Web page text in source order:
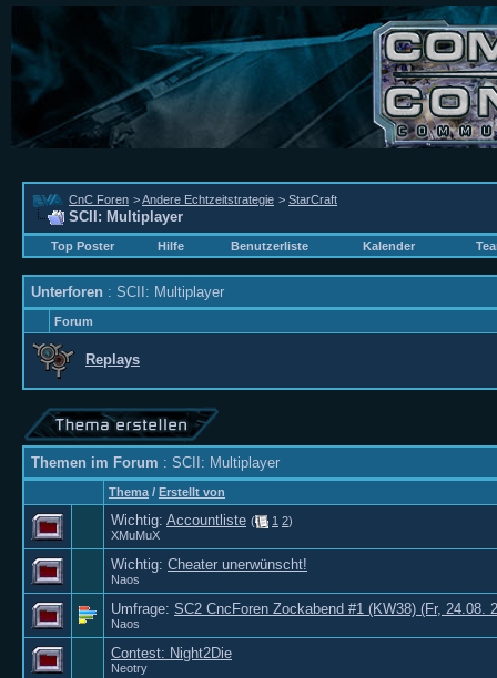
CnC Foren >Andere Echtzeitstrategie > StarCraft
SCII: Multiplayer
Top Poster Hilfe Benutzerliste Kalender
Unterforen : SCII: Multiplayer
Forum
Replays
Themen im Forum : SCII: Multiplayer
Thema / Erstellt von
Wichtig: Accountliste ( 1 2)
XMuMuX
Wichtig: Cheater unerwünscht!
Naos
Umfrage: SC2 CncForen Zockabend #1 (KW38) (Fr, 24.08.
Naos
Contest: Night2Die
Neotry